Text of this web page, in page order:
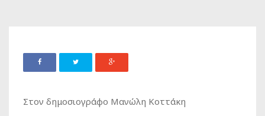
Στον δημοσιογράφο Μανώλη Κοττάκη